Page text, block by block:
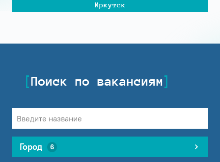
Иркутск
Поиск по вакансиям
Город 6